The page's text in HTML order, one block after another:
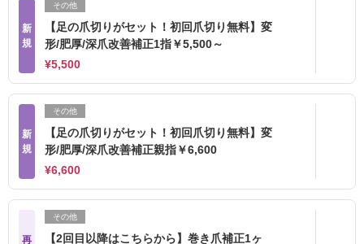
新
規
その他
【足の爪切りがセット！初回爪切り無料】変
形/肥厚/深爪改善補正1指￥5,500～
¥5,500
新
規
その他
【足の爪切りがセット！初回爪切り無料】変
形/肥厚/深爪改善補正親指￥6,600
¥6,600
再
その他
【2回目以降はこちらから】巻き爪補正1ヶ